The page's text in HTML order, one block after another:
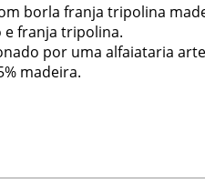
borla franja tripolina
franja tripolina.
por uma alfaiataria
madeira.